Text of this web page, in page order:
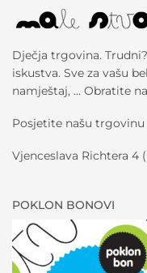
Dječja trgovina.
iskustva. Sve za vašu
namještaj, … Obratite
Posjetite našu trgovinu
Vjenceslava Richtera 4
POKLON BONOVI